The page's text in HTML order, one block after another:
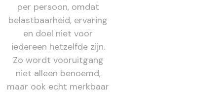
per persoon, omdat
belastbaarheid, ervaring
en doel niet voor
iedereen hetzelfde zijn.
Zo wordt vooruitgang
niet alleen benoemd,
maar ook echt merkbaar